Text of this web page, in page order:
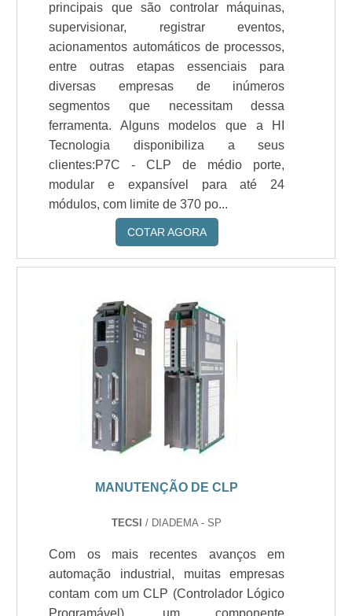
principais que são controlar máquinas,
supervisionar, registrar eventos,
acionamentos automáticos de processos,
entre outras etapas essenciais para
diversas empresas de inúmeros
segmentos que necessitam dessa
ferramenta. Alguns modelos que a HI
Tecnologia disponibiliza a seus
clientes:P7C - CLP de médio porte,
modular e expansível para até 24
módulos, com limite de 370 po...
COTAR AGORA
MANUTENÇÃO DE CLP
TECSI/ DIADEMA - SP
Com os mais recentes avanços em
automação industrial, muitas empresas
contam com um CLP (Controlador Lógico
Programável), um componente